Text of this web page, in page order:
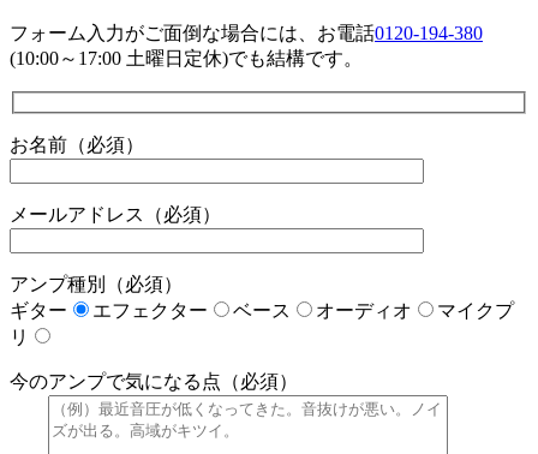
フォーム入力がご面倒な場合には、お電話0120-194-380
(10:00～17:00 土曜日定休)でも結構です。
お名前（必須）
メールアドレス（必須）
アンプ種別（必須）
ギター
エフェクター ベース オーディオ
マイクプ
リ
今のアンプで気になる点（必須）